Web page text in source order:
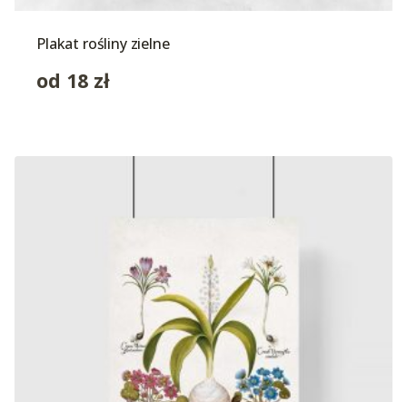
Plakat rośliny zielne
od 18 zł